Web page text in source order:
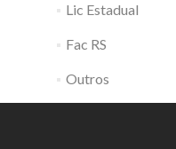
Lic Estadual
Fac RS
Outros